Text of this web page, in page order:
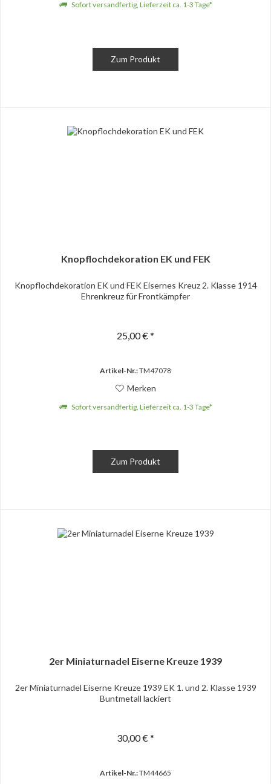
Sofort versandfertig, Lieferzeit ca. 1-3 Tage*
Zum Produkt
Knopflochdekoration EK und FEK
Knopflochdekoration EK und FEK Eisernes Kreuz 2. Klasse 1914
Ehrenkreuz für Frontkämpfer
25,00 € *
Artikel-Nr.:TM47078
Merken
Sofort versandfertig, Lieferzeit ca. 1-3 Tage*
Zum Produkt
2er Miniaturnadel Eiserne Kreuze 1939
2er Miniaturnadel Eiserne Kreuze 1939 EK 1. und 2. Klasse 1939
Buntmetall lackiert
30,00 € *
Artikel-Nr.:TM44665